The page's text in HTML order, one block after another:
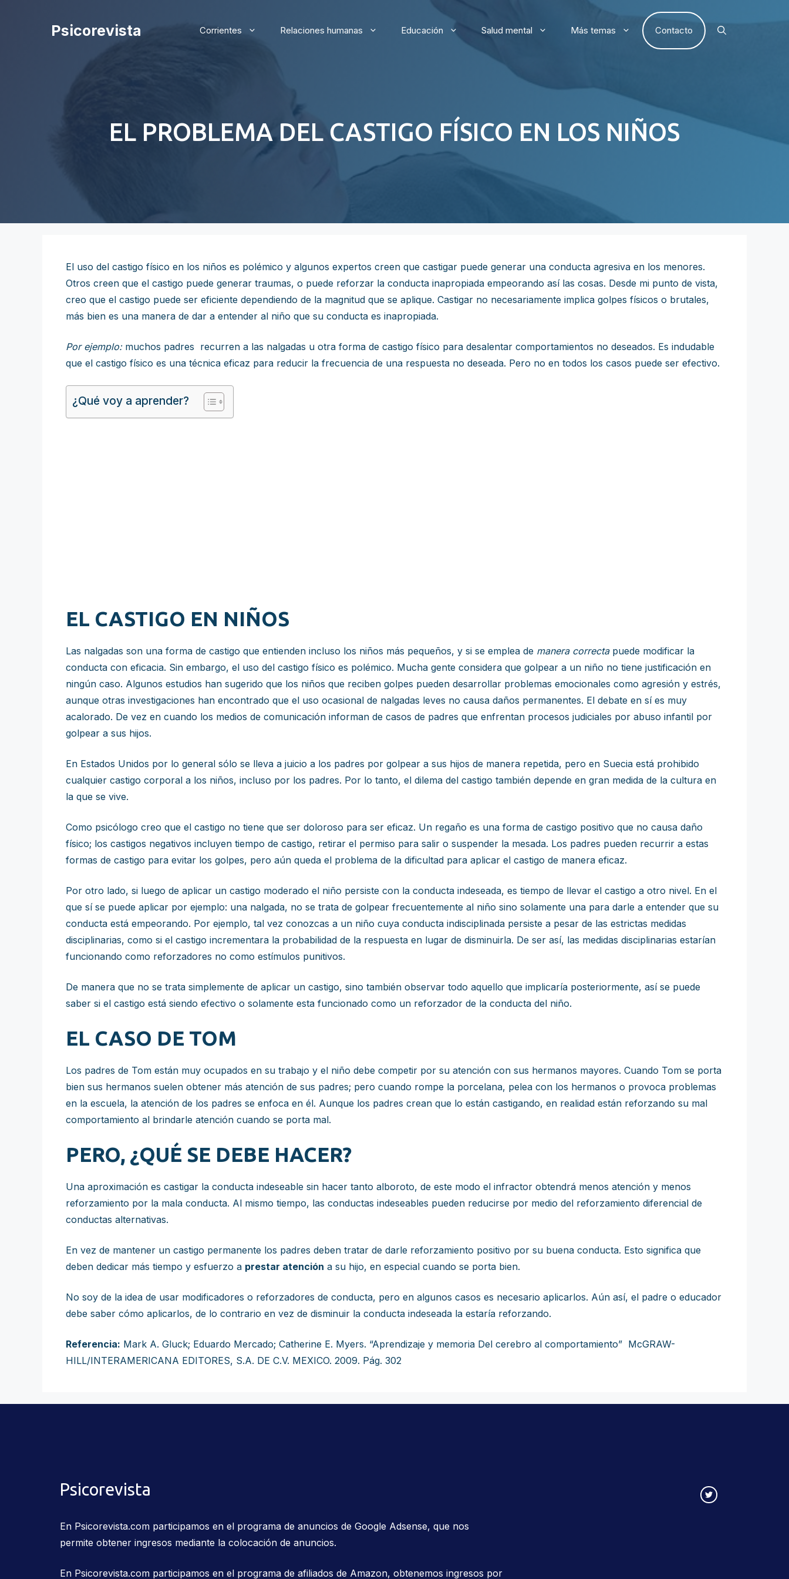
Psicorevista Corrientes Relaciones humanas Educación Salud mental Más temas Contacto
EL PROBLEMA DEL CASTIGO FÍSICO EN LOS NIÑOS
El uso del castigo físico en los niños es polémico y algunos expertos creen que castigar puede generar una conducta agresiva en los menores.
Otros creen que el castigo puede generar traumas, o puede reforzar la conducta inapropiada empeorando así las cosas. Desde mi punto de vista,
creo que el castigo puede ser eficiente dependiendo de la magnitud que se aplique. Castigar no necesariamente implica golpes físicos o brutales,
más bien es una manera de dar a entender al niño que su conducta es inapropiada.
Por ejemplo:muchos padres recurren a las nalgadas u otra forma de castigo físico para desalentar comportamientos no deseados. Es indudable
que el castigo físico es una técnica eficaz para reducir la frecuencia de una respuesta no deseada. Pero no en todos los casos puede ser efectivo.
¿Qué voy a aprender?
EL CASTIGO EN NIÑOS
Las nalgadas son una forma de castigo que entienden incluso los niños más pequeños, y si se emplea de manera correctapuede modificar la
conducta con eficacia. Sin embargo, el uso del castigo físico es polémico. Mucha gente considera que golpear a un niño no tiene justificación en
ningún caso. Algunos estudios han sugerido que los niños que reciben golpes pueden desarrollar problemas emocionales como agresión y estrés,
aunque otras investigaciones han encontrado que el uso ocasional de nalgadas leves no causa daños permanentes. El debate en sí es muy
acalorado. De vez en cuando los medios de comunicación informan de casos de padres que enfrentan procesos judiciales por abuso infantil por
golpear a sus hijos.
En Estados Unidos por lo general sólo se lleva a juicio a los padres por golpear a sus hijos de manera repetida, pero en Suecia está prohibido
cualquier castigo corporal a los niños, incluso por los padres. Por lo tanto, el dilema del castigo también depende en gran medida de la cultura en
la que se vive.
Como psicólogo creo que el castigo no tiene que ser doloroso para ser eficaz. Un regaño es una forma de castigo positivo que no causa daño
físico; los castigos negativos incluyen tiempo de castigo, retirar el permiso para salir o suspender la mesada. Los padres pueden recurrir a estas
formas de castigo para evitar los golpes, pero aún queda el problema de la dificultad para aplicar el castigo de manera eficaz.
Por otro lado, si luego de aplicar un castigo moderado el niño persiste con la conducta indeseada, es tiempo de llevar el castigo a otro nivel. En el
que sí se puede aplicar por ejemplo: una nalgada, no se trata de golpear frecuentemente al niño sino solamente una para darle a entender que su
conducta está empeorando. Por ejemplo, tal vez conozcas a un niño cuya conducta indisciplinada persiste a pesar de las estrictas medidas
disciplinarias, como si el castigo incrementara la probabilidad de la respuesta en lugar de disminuirla. De ser así, las medidas disciplinarias estarían
funcionando como reforzadores no como estímulos punitivos.
De manera que no se trata simplemente de aplicar un castigo, sino también observar todo aquello que implicaría posteriormente, así se puede
saber si el castigo está siendo efectivo o solamente esta funcionado como un reforzador de la conducta del niño.
EL CASO DE TOM
Los padres de Tom están muy ocupados en su trabajo y el niño debe competir por su atención con sus hermanos mayores. Cuando Tom se porta
bien sus hermanos suelen obtener más atención de sus padres; pero cuando rompe la porcelana, pelea con los hermanos o provoca problemas
en la escuela, la atención de los padres se enfoca en él. Aunque los padres crean que lo están castigando, en realidad están reforzando su mal
comportamiento al brindarle atención cuando se porta mal.
PERO, ¿QUÉ SE DEBE HACER?
Una aproximación es castigar la conducta indeseable sin hacer tanto alboroto, de este modo el infractor obtendrá menos atención y menos
reforzamiento por la mala conducta. Al mismo tiempo, las conductas indeseables pueden reducirse por medio del reforzamiento diferencial de
conductas alternativas.
En vez de mantener un castigo permanente los padres deben tratar de darle reforzamiento positivo por su buena conducta. Esto significa que
deben dedicar más tiempo y esfuerzo a prestar atención a su hijo, en especial cuando se porta bien.
No soy de la idea de usar modificadores o reforzadores de conducta, pero en algunos casos es necesario aplicarlos. Aún así, el padre o educador
debe saber cómo aplicarlos, de lo contrario en vez de disminuir la conducta indeseada la estaría reforzando.
Referencia: Mark A. Gluck; Eduardo Mercado; Catherine E. Myers. “Aprendizaje y memoria Del cerebro al comportamiento” McGRAW-
HILL/INTERAMERICANA EDITORES, S.A. DE C.V. MEXICO. 2009. Pág. 302
Psicorevista
En Psicorevista.com participamos en el programa de anuncios de Google Adsense, que nos
permite obtener ingresos mediante la colocación de anuncios.
En Psicorevista.com participamos en el programa de afiliados de Amazon, obtenemos ingresos por